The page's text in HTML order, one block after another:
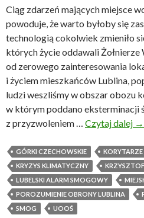
c
z
y
n
ą
p
o
n
a
3
7
0
z
g
Ciąg zdarzeń mających miejsce
powoduje, że warto byłoby się
technologią cokolwiek zmieniło
których życie oddawali Żołnierze
od zerowego zainteresowania
i życiem mieszkańców Lublina,
ludzi weszliśmy w obszar obozu
w którym poddano eksterminacji
z przyzwoleniem … Czytaj dalej H
s
t
o
r
→
GÓRKI CZECHOWSKIE
KRYZYS KLIMATYCZNY
LUBELSKI ALARM SMOGOWY
POROZUMIENIE OBRONY LUBLINA
SMOG
UOOŚ